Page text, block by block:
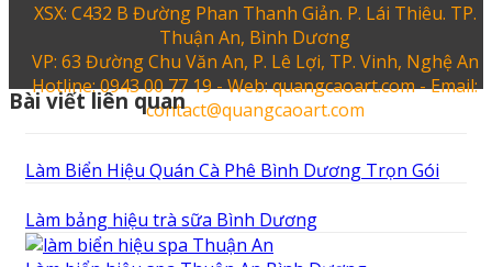
XSX: C432 B Đường Phan Thanh Giản. P. Lái Thiêu. TP.
Thuận An, Bình Dương
VP: 63 Đường Chu Văn An, P. Lê Lợi, TP. Vinh, Nghệ An
Hotline: 0943 00 77 19 - Web: quangcaoart.com - Email:
contact@quangcaoart.com
Bài viết liên quan
Làm Biển Hiệu Quán Cà Phê Bình Dương Trọn Gói
Làm bảng hiệu trà sữa Bình Dương